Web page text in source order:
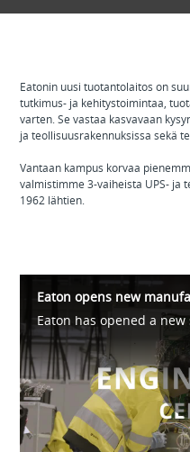
Eatonin uusi tuotantolaitos on
tutkimus- ja kehitystoimintaa,
varten. Se vastaa kasvavaan
ja teollisuusrakennuksissa sekä
Vantaan kampus korvaa
valmistimme 3-vaiheista UPS- ja
1962 lähtien.